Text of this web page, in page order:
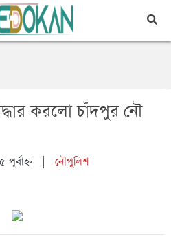
৪
করলো চাঁদপুর নৌ
| নৌপুলিশ